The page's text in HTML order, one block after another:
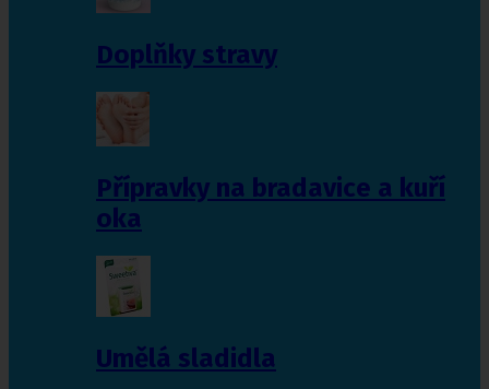
Doplňky stravy
Přípravky na bradavice a kuří
oka
Umělá sladidla